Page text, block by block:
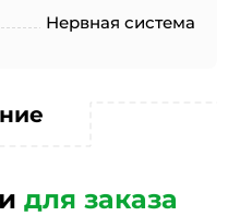
Нервная система
для заказа